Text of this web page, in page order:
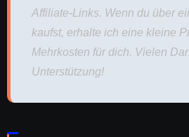
Affiliate-Links. Wenn du über
kaufst, erhalte ich eine kleine
Mehrkosten für dich. Vielen
Unterstützung!